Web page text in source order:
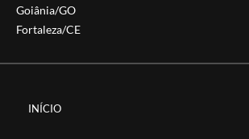
Goiânia/GO
Fortaleza/CE
INÍCIO